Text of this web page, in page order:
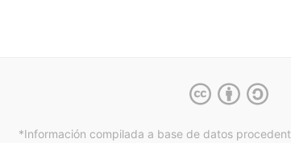
*Información compilada a base de datos